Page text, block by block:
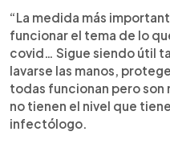
“La medida más
funcionar el tema de lo
covid… Sigue siendo útil
lavarse las manos,
todas funcionan pero
no tienen el nivel que
infectólogo.